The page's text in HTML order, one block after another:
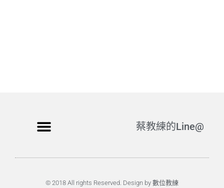
蔡教練的Line@
© 2018 All rights Reserved. Design by 數位教練